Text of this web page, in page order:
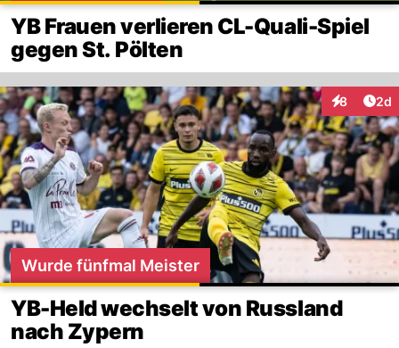
YB Frauen verlieren CL-Quali-Spiel
gegen St. Pölten
8 2d
Wurde fünfmal Meister
YB-Held wechselt von Russland
nach Zypern